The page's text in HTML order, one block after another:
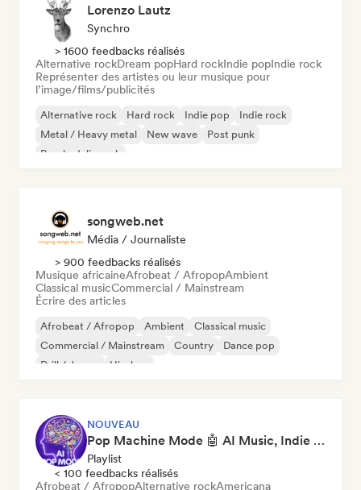
Lorenzo Lautz
Synchro
> 1600 feedbacks réalisés
Alternative rockDream popHard rockIndie popIndie rock
Représenter des artistes ou leur musique pour
l’image/films/publicités
Alternative rock Hard rock Indie pop
Indie rock
Metal / Heavy metal
New wave
Post punk
Psychedelic rock
songweb.net
Média / Journaliste
> 900 feedbacks réalisés
Musique africaineAfrobeat / AfropopAmbient
Classical musicCommercial / Mainstream
Écrire des articles
Afrobeat / Afropop Ambient
Classical music
Commercial / Mainstream
Country
Dance pop
Drill / Jersey
Hip-hop
NOUVEAU
Pop Machine Mode 🤖 AI Music, Indie Pop & Dream Pop
Playlist
< 100 feedbacks réalisés
Afrobeat / AfropopAlternative rockAmericana